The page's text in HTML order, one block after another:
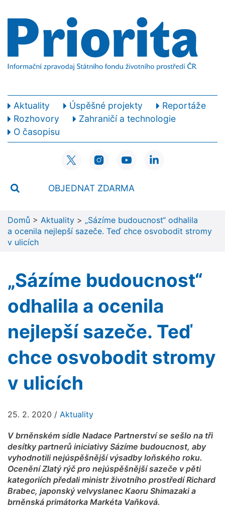
Aktuality Úspěšné projekty
Reportáže
Rozhovory
Zahraničí a technologie
O časopisu
OBJEDNAT ZDARMA
Domů > Aktuality > „Sázíme budoucnost“ odhalila
a ocenila nejlepší sazeče. Teď chce osvobodit stromy
v ulicích
„Sázíme budoucnost“
odhalila a ocenila
nejlepší sazeče. Teď
chce osvobodit stromy
v ulicích
25. 2. 2020 / Aktuality
V brněnském sídle Nadace Partnerství se sešlo na tři
desítky partnerů iniciativy Sázíme budoucnost, aby
vyhodnotili nejúspěšnější výsadby loňského roku.
Ocenění Zlatý rýč pro nejúspěšnější sazeče v pěti
kategoriích předali ministr životního prostředí Richard
Brabec, japonský velvyslanec Kaoru Shimazaki a
brněnská primátorka Markéta Vaňková.